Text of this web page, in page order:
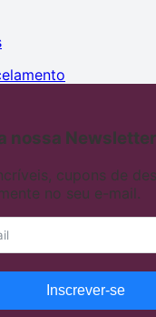
nossa
cupons de
no seu e-mail.
Inscrever-se